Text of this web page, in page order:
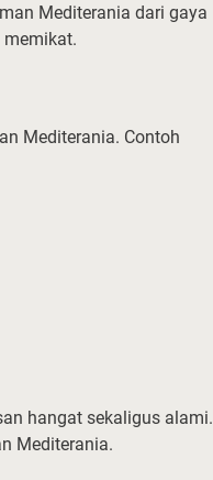
Mediterania dari gaya
Mediterania. Contoh
hangat sekaligus alami.
Mediterania.